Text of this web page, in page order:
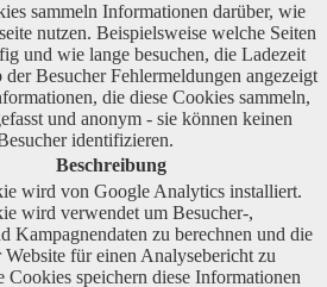
sammeln Informationen darüber, wie
nutzen. Beispielsweise welche Seiten
und wie lange besuchen, die Ladezeit
der Besucher Fehlermeldungen angezeigt
die diese Cookies sammeln,
und anonym - sie können keinen
identifizieren.
Beschreibung
wird von Google Analytics installiert.
wird verwendet um Besucher-,
Kampagnendaten zu berechnen und die
für einen Analysebericht zu
Cookies speichern diese Informationen